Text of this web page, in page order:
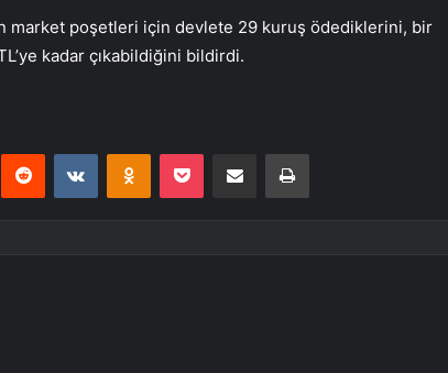
market poşetleri için devlete 29 kuruş ödediklerini, bir
kadar çıkabildiğini bildirdi.
Reddit VKontakteOdnoklassniki
Pocket E-Posta ile paylaş Yazdır